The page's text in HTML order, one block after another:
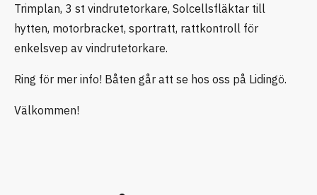
Trimplan, 3 st vindrutetorkare, Solcellsfläktar till
hytten, motorbracket, sportratt, rattkontroll för
enkelsvep av vindrutetorkare.
Ring för mer info! Båten går att se hos oss på Lidingö.
Välkommen!